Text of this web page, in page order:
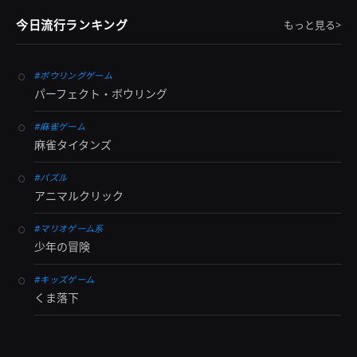
今日流行ランキング もっと見る>
#ボウリングゲーム
パーフェクト・ボウリング
#麻雀ゲーム
麻雀タイタンズ
#パズル
アニマルクリック
#マリオゲーム系
少年の冒険
#キッズゲーム
くま落下